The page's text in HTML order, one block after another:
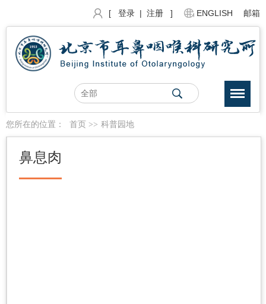
[ 登录 | 注册 ] ENGLISH 邮箱
您所在的位置： 首页 >> 科普园地
鼻息肉